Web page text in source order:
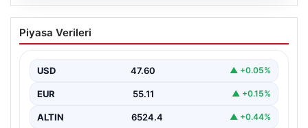
Bolu’da Vahşet: Yavru Kediye İşlenen
İğrenç Olay Kameralara Yansıdı
günlerde meydana gelen korkutucu olay, bölgedeki
sakinleri derinden sarstı. Elektrikli…
Piyasa Verileri
USD 47.60 ▲ +0.05%
EUR 55.11 ▲ +0.15%
ALTIN 6524.4 ▲ +0.44%